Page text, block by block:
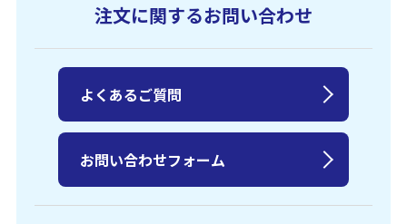
注文に関するお問い合わせ
よくあるご質問
お問い合わせフォーム